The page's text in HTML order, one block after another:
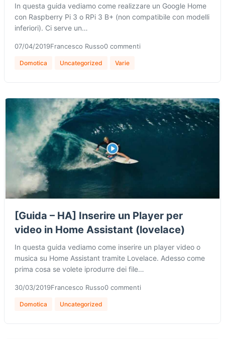
In questa guida vediamo come realizzare un Google Home
con Raspberry Pi 3 o RPi 3 B+ (non compatibile con modelli
inferiori). Ci serve un…
07/04/2019Francesco Russo0 commenti
Domotica Uncategorized Varie
[Guida – HA] Inserire un Player per
video in Home Assistant (lovelace)
In questa guida vediamo come inserire un player video o
musica su Home Assistant tramite Lovelace. Adesso come
prima cosa se volete iprodurre dei file…
30/03/2019Francesco Russo0 commenti
Domotica Uncategorized